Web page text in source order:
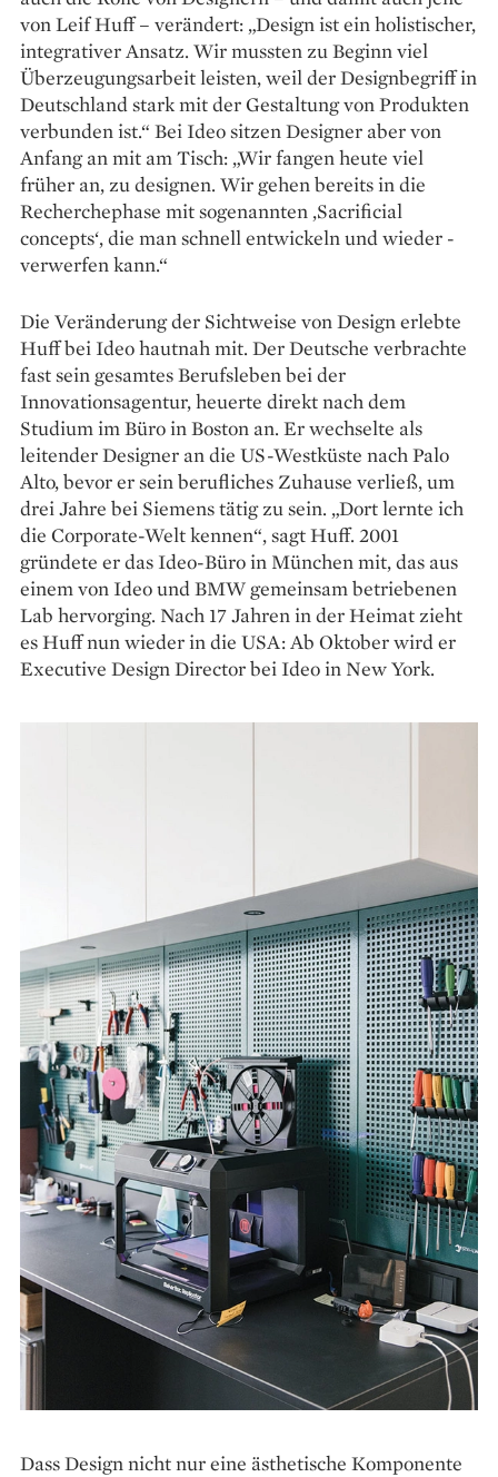
von Leif Huff – verändert: „Design ist ein holistischer,
integrativer Ansatz. Wir mussten zu Beginn viel
Überzeugungsarbeit leisten, weil der Designbegriff in
Deutschland stark mit der Gestaltung von Produkten
verbunden ist.“ Bei Ideo sitzen Designer aber von
Anfang an mit am Tisch: „Wir fangen heute viel
früher an, zu designen. Wir gehen bereits in die
Recherche­phase mit sogenannten ‚Sacrificial
concepts‘, die man schnell entwickeln und wieder ­
verwerfen kann.“
Die Veränderung der Sichtweise von Design erlebte
Huff bei Ideo hautnah mit. Der Deutsche verbrachte
fast sein gesamtes Berufsleben bei der
Innovationsagentur, heuerte direkt nach dem
Studium im Büro in Boston an. Er wechselte als
leitender Designer an die ­US-Westküste nach Palo
Alto, bevor er sein berufliches Zuhause verließ, um
drei Jahre bei Siemens tätig zu sein. „Dort lernte ich
die Corporate-Welt kennen“, sagt Huff. 2001
gründete er das Ideo-Büro in München mit, das aus
einem von Ideo und BMW gemeinsam betriebenen
Lab hervorging. Nach 17 Jahren in der Heimat zieht
es Huff nun wieder in die USA: Ab Oktober wird er
Executive Design Director bei Ideo in New York.
Dass Design nicht nur eine ästhetische Komponente